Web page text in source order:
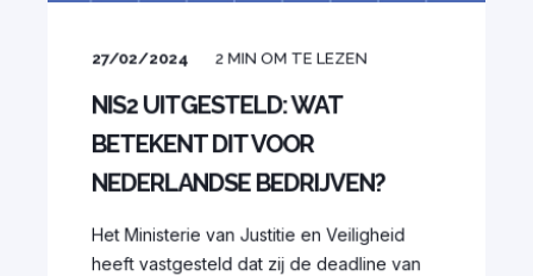
27/02/2024 2MIN OM TE LEZEN
NIS2 UITGESTELD: WAT
BETEKENT DIT VOOR
NEDERLANDSE BEDRIJVEN?
Het Ministerie van Justitie en Veiligheid
heeft vastgesteld dat zij de deadline van